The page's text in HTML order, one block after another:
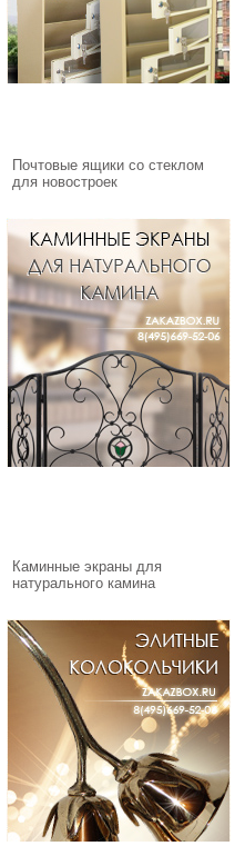
Почтовые ящики со стеклом
для новостроек
Каминные экраны для
натурального камина